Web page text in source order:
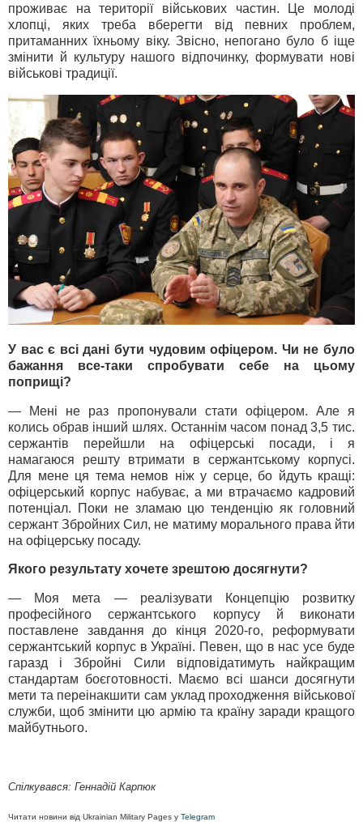
проживає на території військових частин. Це молоді
хлопці, яких треба вберегти від певних проблем,
притаманних їхньому віку. Звісно, непогано було б іще
змінити й культуру нашого відпочинку, формувати нові
військові традиції.
У вас є всі дані бути чудовим офіцером. Чи не було
бажання все-таки спробувати себе на цьому
поприщі?
— Мені не раз пропонували стати офіцером. Але я
колись обрав інший шлях. Останнім часом понад 3,5 тис.
сержантів перейшли на офіцерські посади, і я
намагаюся решту втримати в сержантському корпусі.
Для мене ця тема немов ніж у серце, бо йдуть кращі:
офіцерський корпус набуває, а ми втрачаємо кадровий
потенціал. Поки не зламаю цю тенденцію як головний
сержант Збройних Сил, не матиму морального права йти
на офіцерську посаду.
Якого результату хочете зрештою досягнути?
— Моя мета — реалізувати Концепцію розвитку
професійного сержантського корпусу й виконати
поставлене завдання до кінця 2020-го, реформувати
сержантський корпус в Україні. Певен, що в нас усе буде
гаразд і Збройні Сили відповідатимуть найкращим
стандартам боєготовності. Маємо всі шанси досягнути
мети та переінакшити сам уклад проходження військової
служби, щоб змінити цю армію та країну заради кращого
майбутнього.
Спілкувався: Геннадій Карпюк
Читати новини від Ukrainian Military Pages у Telegram